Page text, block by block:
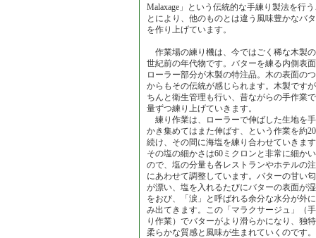
Malaxage」という伝統的な手練り製法を行
とにより、他のものとは違う風味豊かなバ
を作り上げています。
作業場の練り機は、今ではごく稀な木製
世紀前の年代物です。バターを練る内側表
ローラー部分が木製の特注品。木の表面の
からもその伝統が感じられます。木製です
ちんと衛生管理も行い、昔ながらの手作業
量ずつ練り上げていきます。
練り作業は、ローラーで伸ばした生地を
かき集めてはまた伸ばす、という作業を約
続け、その間に海塩を練り合わせていきま
その塩の細かさは60ミクロンと非常に細か
ので、塩の分量も各レストランやホテルの
にあわせて調整しています。バターの甘い
が漂い、塩を入れるたびにバターの表面が
をおび、「涙」と呼ばれる余分な水分が外
み出てきます。この「マラクサージュ」（
り作業）でバターがより滑らかになり、独
柔らかな質感と風味が生まれていくのです